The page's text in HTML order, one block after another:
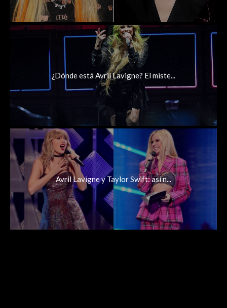
¿Dónde está Avril Lavigne? El miste...
Avril Lavigne y Taylor Swift: así n...